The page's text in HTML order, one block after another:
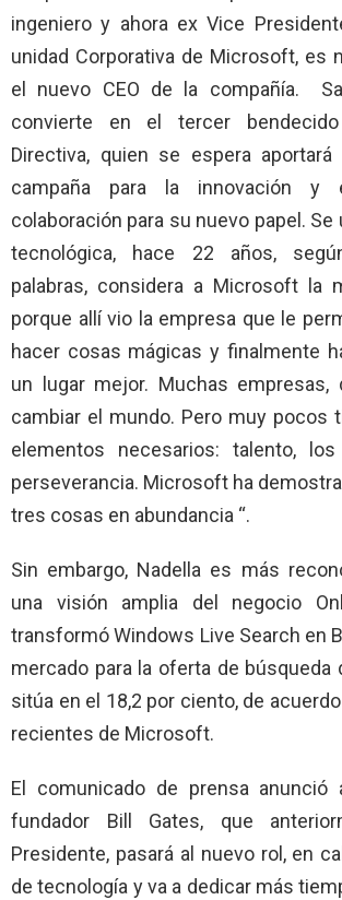
ingeniero y ahora ex Vice
unidad Corporativa de Microsoft, es
el nuevo CEO de la compañía.
convierte en el tercer
Directiva, quien se espera aportará
campaña para la innovación y
colaboración para su nuevo papel. Se
tecnológica, hace 22 años,
palabras, considera a Microsoft la
porque allí vio la empresa que le
hacer cosas mágicas y finalmente
un lugar mejor. Muchas empresas,
cambiar el mundo. Pero muy pocos
elementos necesarios: talento,
perseverancia. Microsoft ha
tres cosas en abundancia “.
Sin embargo, Nadella es más
una visión amplia del negocio
transformó Windows Live Search en
mercado para la oferta de
sitúa en el 18,2 por ciento, de
recientes de Microsoft.
El comunicado de prensa anunció
fundador Bill Gates, que
Presidente, pasará al nuevo rol, en
de tecnología y va a dedicar más